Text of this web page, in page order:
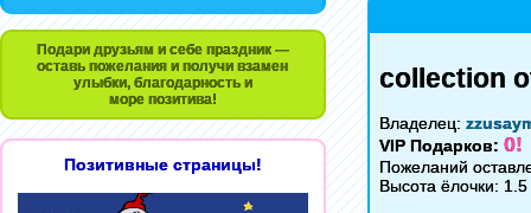
Подари друзьям и себе праздник —
оставь пожелания и получи взамен
улыбки, благодарность и
море позитива!
Позитивные страницы!
collection
Владелец:
VIP Подарков: 0!
Пожеланий
Высота ёлочки: